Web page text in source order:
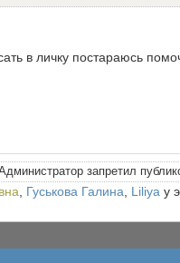
в личку постараюсь
запретил
Гуськова Галина Liliya у